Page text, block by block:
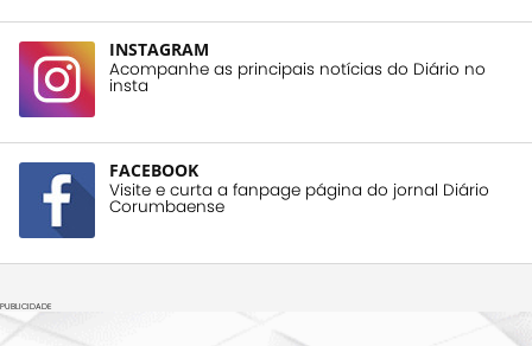
INSTAGRAM
Acompanhe as principais notícias do Diário no
insta
FACEBOOK
Visite e curta a fanpage página do jornal Diário
Corumbaense
PUBLICIDADE